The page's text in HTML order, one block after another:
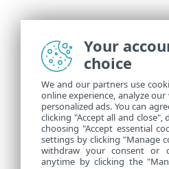
Your
choice
We and our partners use
online experience, analyze
personalized ads. You can
clicking "Accept all and close",
choosing "Accept essential
settings by clicking "Manage
withdraw your consent or
anytime by clicking the